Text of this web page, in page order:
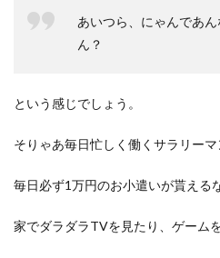
あいつら、にゃんであ
ん？
という感じでしょう。
そりゃあ毎日忙しく働くサラリーマ
毎日必ず1万円のお小遣いが貰える
家でダラダラTVを見たり、ゲーム